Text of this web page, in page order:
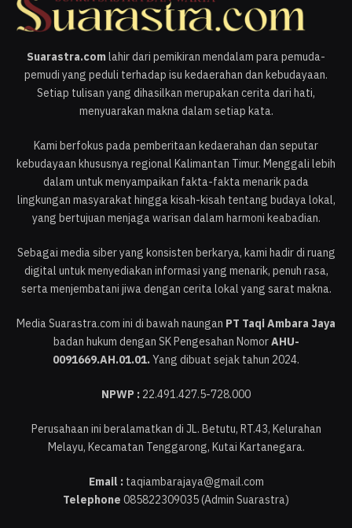
Suarastra.comlahir dari pemikiran mendalam para pemuda-
pemudi yang peduli terhadap isu kedaerahan dan kebudayaan.
Setiap tulisan yang dihasilkan merupakan cerita dari hati,
menyuarakan makna dalam setiap kata.
Kami berfokus pada pemberitaan kedaerahan dan seputar
kebudayaan khususnya regional Kalimantan Timur. Menggali lebih
dalam untuk menyampaikan fakta-fakta menarik pada
lingkungan masyarakat hingga kisah-kisah tentang budaya lokal,
yang bertujuan menjaga warisan dalam harmoni keabadian.
Sebagai media siber yang konsisten berkarya, kami hadir di ruang
digital untuk menyediakan informasi yang menarik, penuh rasa,
serta menjembatani jiwa dengan cerita lokal yang sarat makna.
Media Suarastra.com ini di bawah naungan PT Taqi Ambara Jaya
badan hukum dengan SK Pengesahan NomorAHU-
0091669.AH.01.01.Yang dibuat sejak tahun 2024.
NPWP : 22.491.427.5-728.000
Perusahaan ini beralamatkan di JL. Betutu, RT.43, Kelurahan
Melayu, Kecamatan Tenggarong, Kutai Kartanegara.
Email :taqiambarajaya@gmail.com
Telephone 085822309035 (Admin Suarastra)